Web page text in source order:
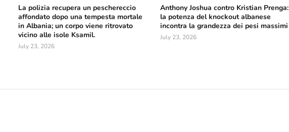
La polizia recupera un peschereccio
affondato dopo una tempesta mortale
in Albania; un corpo viene ritrovato
vicino alle isole Ksamil.
July 23, 2026
Anthony Joshua contro Kristian Prenga:
la potenza del knockout albanese
incontra la grandezza dei pesi massimi
July 23, 2026